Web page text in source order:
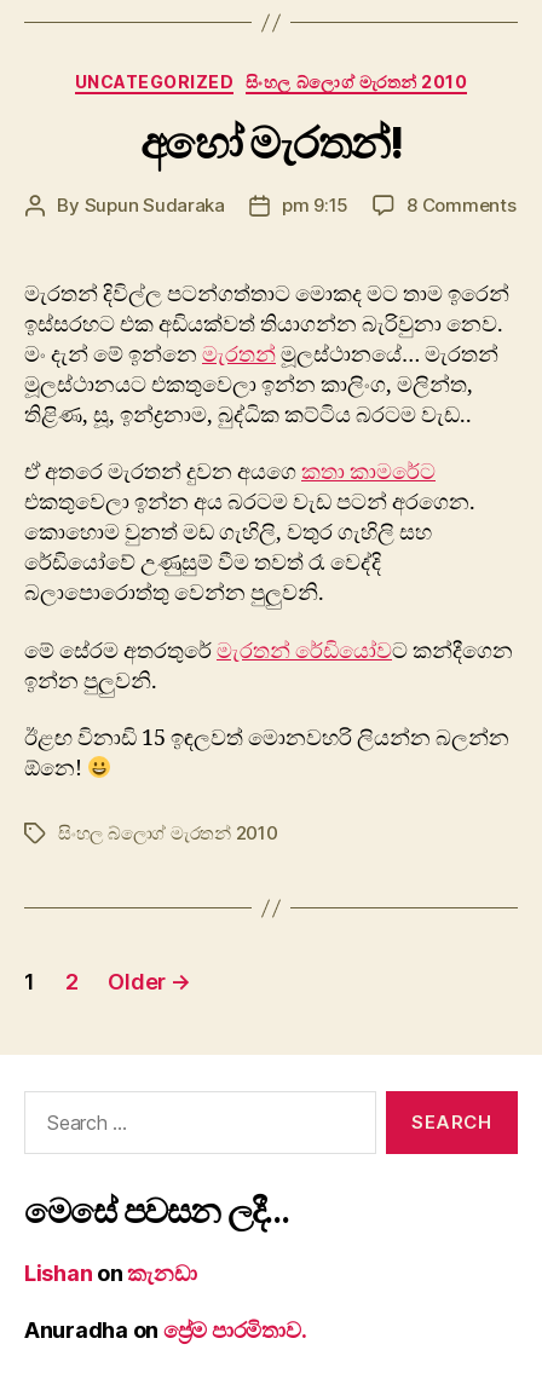
Categories
UNCATEGORIZED සිංහල බ්ලොග් මැරතන් 2010
අහෝ මැරතන්!‍‍
Post
By Supun Sudaraka
Postpm 9:15 8 Commentson
මැරතන් දිවිල්ල පටන්ගත්තාට මොකද මට තාම ඉරෙන්
ඉස්සරහට එක අඩියක්වත් තියාගන්න බැරිවුනා නෙව.
මං දැන් මේ ඉන්නෙ මැරතන්මූලස්ථානයේ… මැරතන්
මූලස්ථානයට එකතුවෙලා ඉන්න කාලිංග, මලින්ත,
තිළිණ, සූ, ඉන්ද්‍රනාම, බුද්ධික කට්ටිය බරටම වැඩ‍‍.‍‍.
ඒ අ‍‍තරෙ මැරතන් දුවන අයගෙකතා කාමරේට
එකතුවෙලා ඉන්න අය බරටම වැඩ පටන් අරගෙන.
කොහොම වුන‍ත් මඩ ගැහිලි, වතුර ගැහිලි සහ
රේඩියෝවේ උණුසුම් වීම තවත් රෑ වෙද්දි
බලාපො‍රොත්තු වෙන්න පුලුවනි.‍
මේ සේරම අතරතුරේමැරතන් රේඩියෝවට කන්දීගෙන
ඉන්න පුලුවනි.
ඊළඟ විනාඩි 15 ඉඳලවත් මොනවහරි ලියන්න බලන්න
ඕනෙ!
Tagsසිංහල බ්ලොග් මැරතන් 2010
Posts
1 2 Older →
මෙසේ පවසන ලදී…
Lishan onකැනඩා
Anuradha on ප්‍රේම පාරමිතාව.